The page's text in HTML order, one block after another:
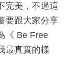
完美，不過這
要跟大家分享
《 Be Free
最真實的樣